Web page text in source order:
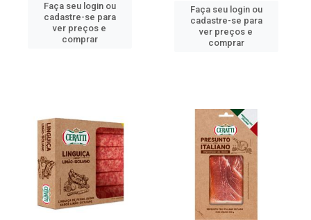
Faça seu login ou
cadastre-se para
ver preços e
comprar
Faça seu login ou
cadastre-se para
ver preços e
comprar